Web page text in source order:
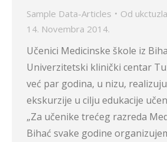
Sample Data-Articles Od ukctuzla
14. Novembra 2014.
Učenici Medicinske škole iz
Univerzitetski klinički centar
već par godina, u nizu,
ekskurzije u cilju edukacije
„Za učenike trećeg razreda
Bihać svake godine